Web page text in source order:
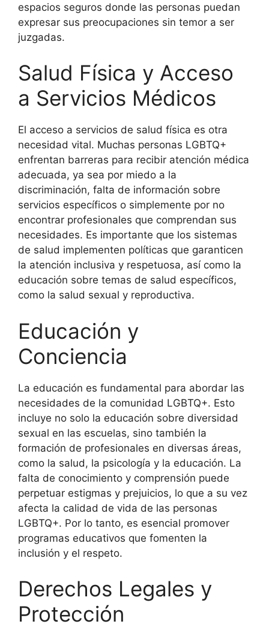
espacios seguros donde las personas puedan
expresar sus preocupaciones sin temor a ser
juzgadas.
Salud Física y Acceso
a Servicios Médicos
El acceso a servicios de salud física es otra
necesidad vital. Muchas personas LGBTQ+
enfrentan barreras para recibir atención médica
adecuada, ya sea por miedo a la
discriminación, falta de información sobre
servicios específicos o simplemente por no
encontrar profesionales que comprendan sus
necesidades. Es importante que los sistemas
de salud implementen políticas que garanticen
la atención inclusiva y respetuosa, así como la
educación sobre temas de salud específicos,
como la salud sexual y reproductiva.
Educación y
Conciencia
La educación es fundamental para abordar las
necesidades de la comunidad LGBTQ+. Esto
incluye no solo la educación sobre diversidad
sexual en las escuelas, sino también la
formación de profesionales en diversas áreas,
como la salud, la psicología y la educación. La
falta de conocimiento y comprensión puede
perpetuar estigmas y prejuicios, lo que a su vez
afecta la calidad de vida de las personas
LGBTQ+. Por lo tanto, es esencial promover
programas educativos que fomenten la
inclusión y el respeto.
Derechos Legales y
Protección